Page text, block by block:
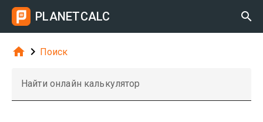
PLANETCALC 
  Поиск
Найти онлайн калькулятор